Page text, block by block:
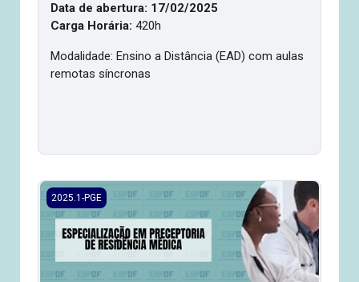
Data de abertura: 17/02/2025
Carga Horária: 420h
Modalidade: Ensino a Distância (EAD) com aulas
remotas síncronas
2025.1/PGE- Especialização em Preceptoria de Residência
2025.1-PGE